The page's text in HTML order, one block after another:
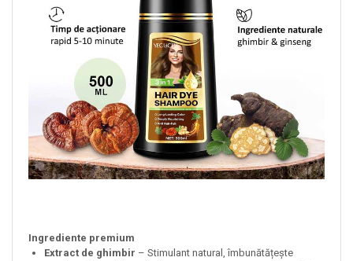
Ingrediente premium
Extract de ghimbir – Stimulant natural, îmbunătățește